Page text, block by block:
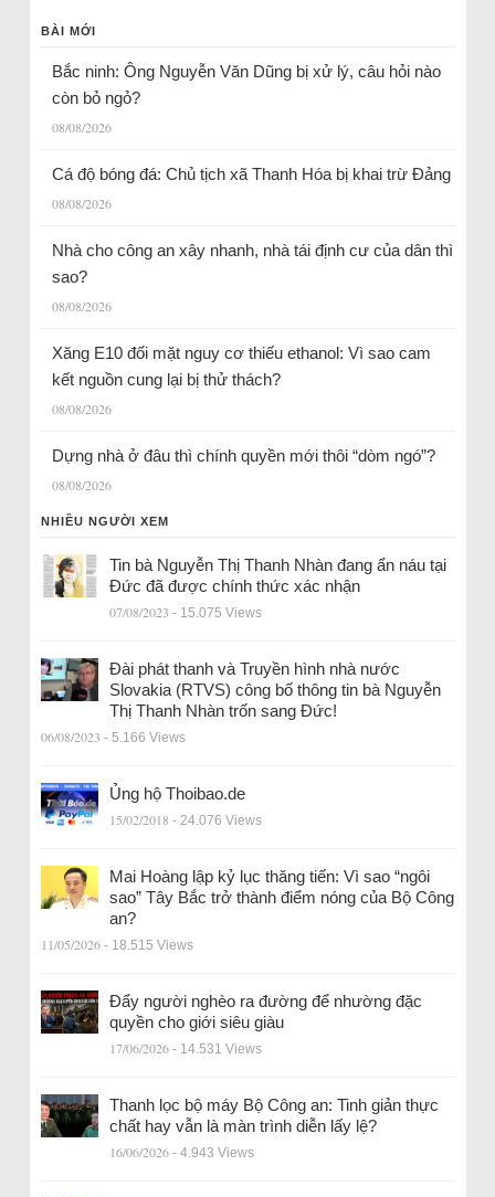
BÀI MỚI
Bắc ninh: Ông Nguyễn Văn Dũng bị xử lý, câu hỏi nào
còn bỏ ngỏ?
08/08/2026
Cá độ bóng đá: Chủ tịch xã Thanh Hóa bị khai trừ Đảng
08/08/2026
Nhà cho công an xây nhanh, nhà tái định cư của dân thì
sao?
08/08/2026
Xăng E10 đối mặt nguy cơ thiếu ethanol: Vì sao cam
kết nguồn cung lại bị thử thách?
08/08/2026
Dựng nhà ở đâu thì chính quyền mới thôi “dòm ngó”?
08/08/2026
NHIỀU NGƯỜI XEM
Tin bà Nguyễn Thị Thanh Nhàn đang ẩn náu tại
Đức đã được chính thức xác nhận
07/08/2023 - 15.075 Views
Đài phát thanh và Truyền hình nhà nước
Slovakia (RTVS) công bố thông tin bà Nguyễn
Thị Thanh Nhàn trốn sang Đức!
06/08/2023 - 5.166 Views
Ủng hộ Thoibao.de
15/02/2018 - 24.076 Views
Mai Hoàng lập kỷ lục thăng tiến: Vì sao “ngôi
sao” Tây Bắc trở thành điểm nóng của Bộ Công
an?
11/05/2026 - 18.515 Views
Đẩy người nghèo ra đường để nhường đặc
quyền cho giới siêu giàu
17/06/2026 - 14.531 Views
Thanh lọc bộ máy Bộ Công an: Tinh giản thực
chất hay vẫn là màn trình diễn lấy lệ?
16/06/2026 - 4.943 Views